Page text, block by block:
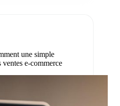
une simple
e-commerce